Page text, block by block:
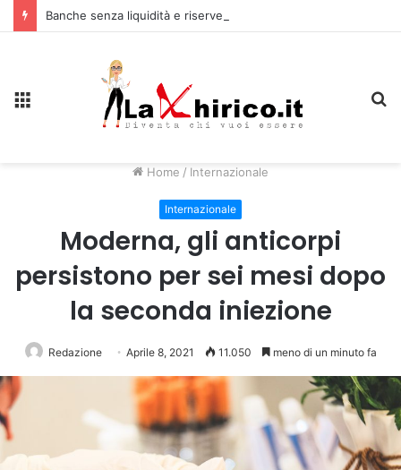
Home / Internazionale
Internazionale
Moderna, gli anticorpi
persistono per sei mesi dopo
la seconda iniezione
Redazione Aprile 8, 2021 11.050 meno di un minuto fa